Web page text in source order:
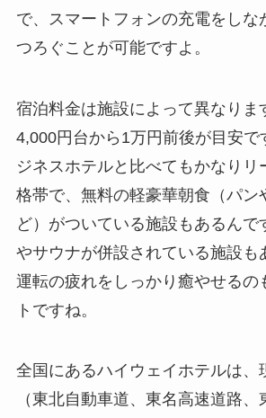
で、スマートフォンの充電をしな
つろぐことが可能ですよ。
宿泊料金は施設によって異なりま
4,000円台から1万円前後が目安で
ジネスホテルと比べてもかなりリ
格帯で、無料の軽豪華朝食（パン
ど）がついている施設もあるんで
やサウナが併設されている施設も
運転の疲れをしっかり癒やせるの
トですね。
全国にあるハイウェイホテルは、
（東北自動車道、東名高速道路、